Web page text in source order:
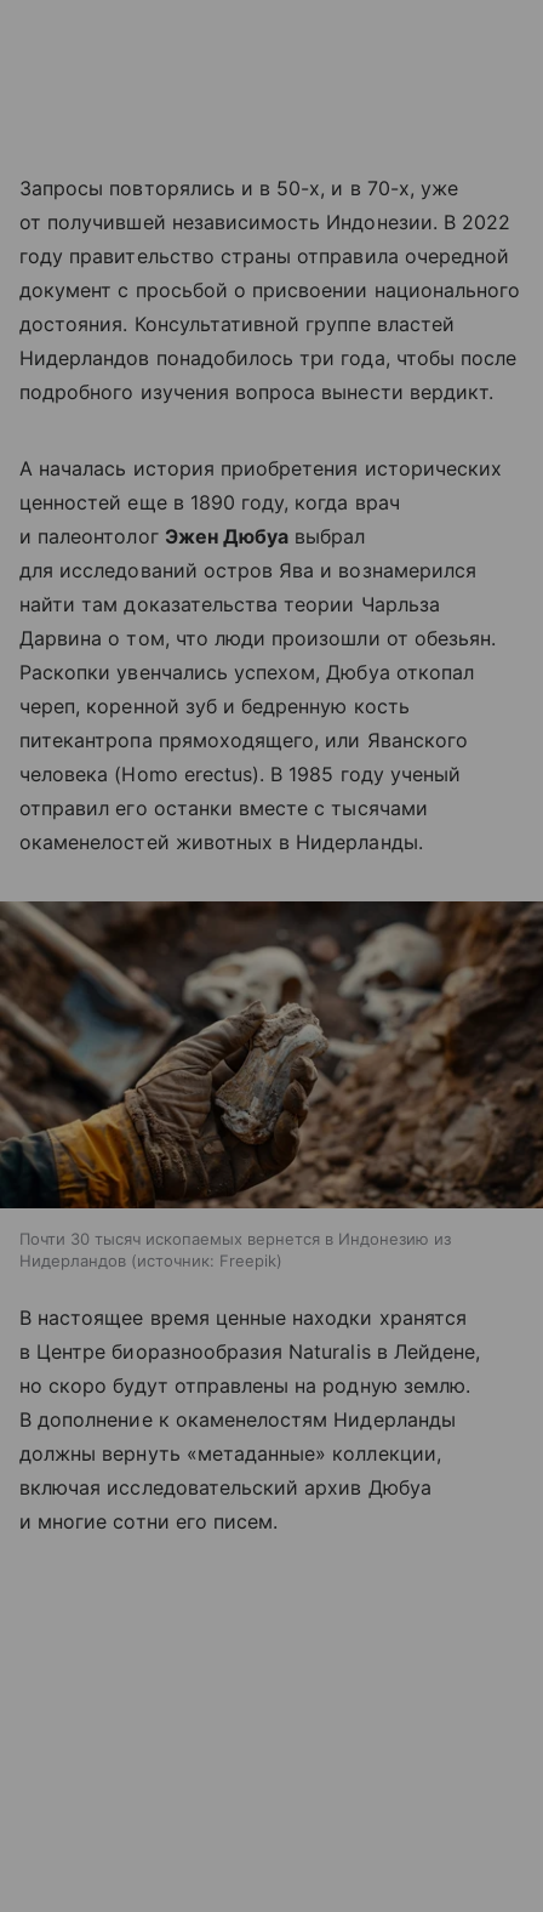
Запросы повторялись и в 50-х, и в 70-х, уже
от получившей независимость Индонезии. В 2022
году правительство страны отправила очередной
документ с просьбой о присвоении национального
достояния. Консультативной группе властей
Нидерландов понадобилось три года, чтобы после
подробного изучения вопроса вынести вердикт.
А началась история приобретения исторических
ценностей еще в 1890 году, когда врач
и палеонтолог Эжен Дюбуа выбрал
для исследований остров Ява и вознамерился
найти там доказательства теории Чарльза
Дарвина о том, что люди произошли от обезьян.
Раскопки увенчались успехом, Дюбуа откопал
череп, коренной зуб и бедренную кость
питекантропа прямоходящего, или Яванского
человека (Homo erectus). В 1985 году ученый
отправил его останки вместе с тысячами
окаменелостей животных в Нидерланды.
Почти 30 тысяч ископаемых вернется в Индонезию из
Нидерландов
источник: Freepik
В настоящее время ценные находки хранятся
в Центре биоразнообразия Naturalis в Лейдене,
но скоро будут отправлены на родную землю.
В дополнение к окаменелостям Нидерланды
должны вернуть «метаданные» коллекции,
включая исследовательский архив Дюбуа
и многие сотни его писем.